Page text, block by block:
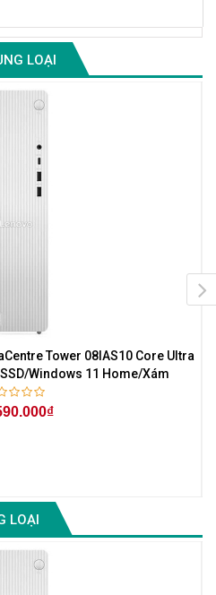
LOẠI
Tower 08IAS10 Core Ultra
Windows 11 Home/Xám
LOẠI